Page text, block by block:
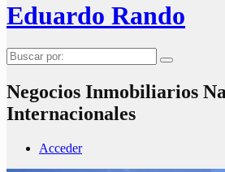
Eduardo Rando
Buscar
por:
Negocios Inmobiliarios
Internacionales
Acceder